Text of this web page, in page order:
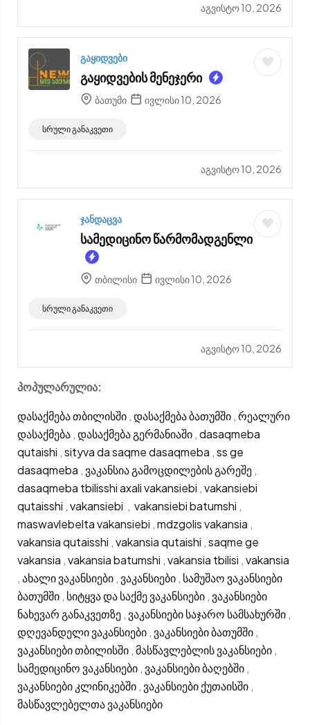
აგვისტო 10, 2026
გაყიდვები
გაყიდვების მენეჯერი
ბათუმი ივლისი 10, 2026
სრული განაკვეთი
აგვისტო 10, 2026
ჯანდაცვა
სამედიცინო წარმომადგენლი
თბილისი ივლისი 10, 2026
სრული განაკვეთი
აგვისტო 10, 2026
პოპულარულია:
დასაქმება თბილისში ,დასაქმება ბათუმში ,რეალური
დასაქმება ,დასაქმება გერმანიაში ,dasaqmeba
qutaishi ,sityva da saqme dasaqmeba ,ss ge
dasaqmeba , ვაკანსია გამოცდილების გარეშე ,
dasaqmeba tbilisshi axali vakansiebi ,vakansiebi
qutaisshi ,vakansiebi , vakansiebi batumshi ,
maswavlebelta vakansiebi ,mdzgolis vakansia ,
vakansia qutaisshi ,vakansia qutaishi ,saqme ge
vakansia ,vakansia batumshi ,vakansia tbilisi ,vakansia
,ახალი ვაკანსიები , ვაკანსიები , სამუშაო ვაკანსიები
ბათუმში , სიტყვა და საქმე ვაკანსიები , ვაკანსიები
ნახევარ განაკვეთზე , ვაკანსიები საჯარო სამსახურში ,
დღევანდელი ვაკანსიები , ვაკანსიები ბათუმში ,
ვაკანსიები თბილისში ,მასწავლებლის ვაკანსიები ,
სამედიცინო ვაკანსიები , ვაკანსიები ბაღებში ,
ვაკანსიები კლინიკებში , ვაკანსიები ქუთაისში ,
მასწავლებელთა ვაკანსიები